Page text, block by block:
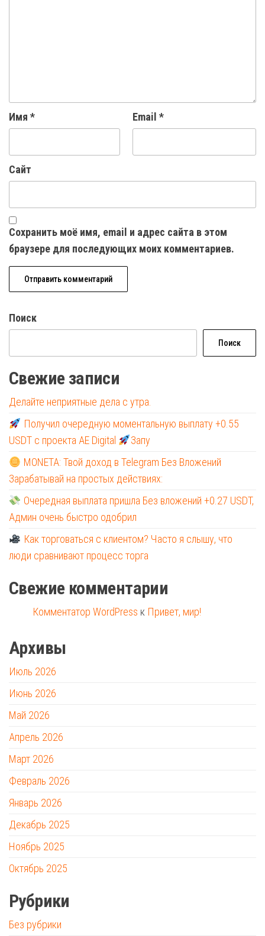
Имя * Email *
Сайт
Сохранить моё имя, email и адрес сайта в этом
браузере для последующих моих комментариев.
Поиск
Поиск
Свежие записи
Делайте неприятные дела с утра.
Получил очередную моментальную выплату +0.55
USDT с проекта AE Digital
Запу
MONETA: Твой доход в Telegram Без Вложений
Зарабатывай на простых действиях:
Очередная выплата пришла Без вложений +0.27 USDT,
Админ очень быстро одобрил
Как торговаться с клиентом? Часто я слышу, что
люди сравнивают процесс торга
Свежие комментарии
Комментатор WordPress к Привет, мир!
Архивы
Июль 2026
Июнь 2026
Май 2026
Апрель 2026
Март 2026
Февраль 2026
Январь 2026
Декабрь 2025
Ноябрь 2025
Октябрь 2025
Рубрики
Без рубрики